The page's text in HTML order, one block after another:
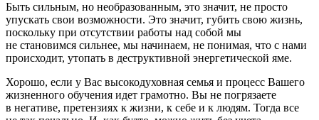
Быть сильным, но необразованным, это значит, не просто
упускать свои возможности. Это значит, губить свою жизнь,
поскольку при отсутствии работы над собой мы
не становимся сильнее, мы начинаем, не понимая, что с нами
происходит, утопать в деструктивной энергетической яме.
Хорошо, если у Вас высокодуховная семья и процесс Вашего
жизненного обучения идет грамотно. Вы не погрязаете
в негативе, претензиях к жизни, к себе и к людям. Тогда все